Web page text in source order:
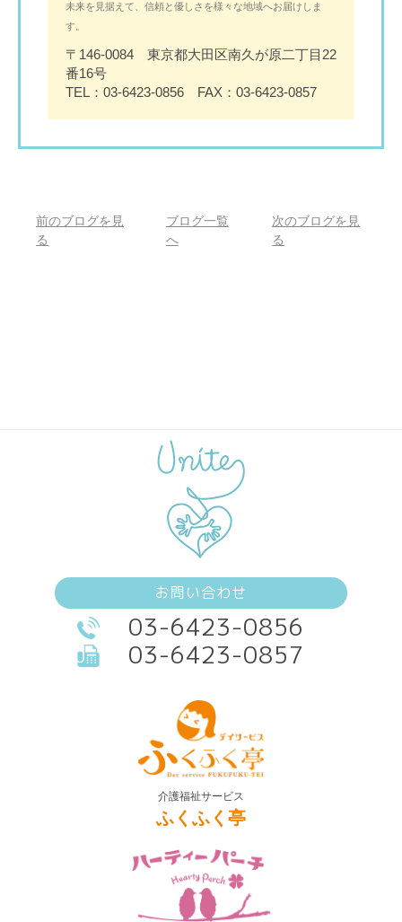
未来を見据えて、信頼と優しさを様々な地域へお届けしま
す。
〒146-0084 東京都大田区南久が原二丁目22
番16号
TEL：03-6423-0856 FAX：03-6423-0857
前のブログを見
る
ブログ一覧
へ
次のブログを見
る
お問い合わせ
03-6423-0856
03-6423-0857
介護福祉サービス
ふくふく亭